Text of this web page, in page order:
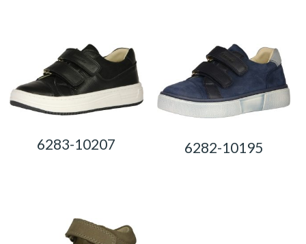
6283-10207 6282-10195